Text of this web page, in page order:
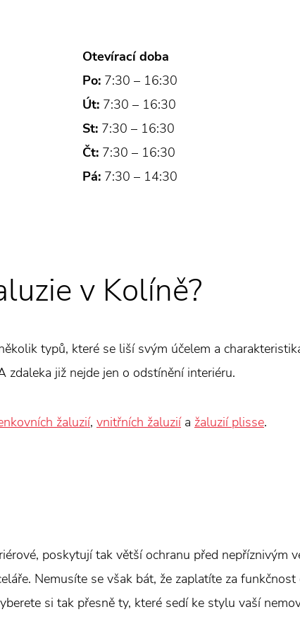
Otevírací doba
Po: 7:30 – 16:30
Út: 7:30 – 16:30
St: 7:30 – 16:30
Čt: 7:30 – 16:30
Pá: 7:30 – 14:30
v Kolíně?
typů, které se liší svým účelem a
již nejde jen o odstínění interiéru.
žaluzií, vnitřních žaluziía žaluzií plisse.
poskytují tak větší ochranu před nepříznivým
Nemusíte se však bát, že zaplatíte za
si tak přesně ty, které sedí ke stylu vaší